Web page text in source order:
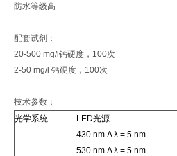
防水等级高
配套试剂：
20-500 mg/l钙硬度， 100次
2-50 mg/l 钙硬度， 100次
技术参数：
光学系统
LED光源
430 nm Δ λ = 5 nm
530 nm Δ λ = 5 nm